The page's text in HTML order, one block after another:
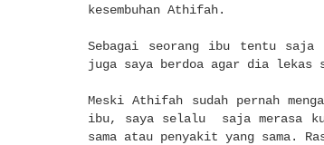
kesembuhan Athifah.
Sebagai seorang ibu tentu saja
juga saya berdoa agar dia lekas
Meski Athifah sudah pernah
ibu, saya selalu
saja merasa
sama atau penyakit yang sama.